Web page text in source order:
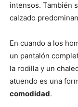
intensos. También
calzado
En cuando a los
un pantalón
la rodilla y un
atuendo es una
comodidad.